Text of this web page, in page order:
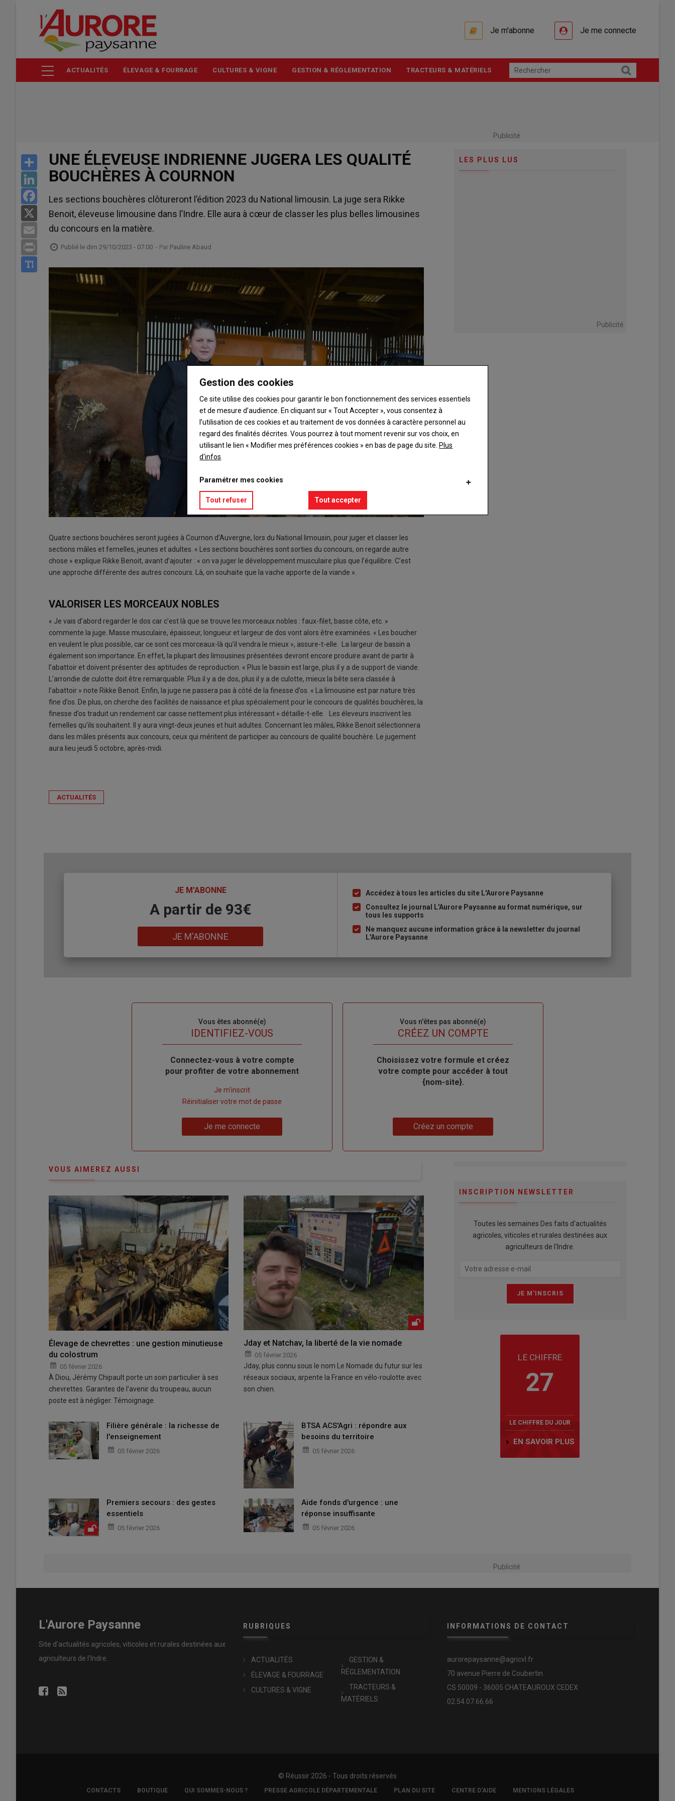
contenu
Je m'abonne Je me connecte
ACTUALITÉS ÉLEVAGE & FOURRAGE CULTURES & VIGNE GESTION & RÉGLEMENTATION TRACTEURS & MATÉRIELS
Publicité
Share
LinkedIn
Facebook
Email
Print
UNE ÉLEVEUSE INDRIENNE JUGERA LES QUALITÉ
BOUCHÈRES À COURNON
Les sections bouchères clôtureront l’édition 2023 du National limousin. La juge sera Rikke
Benoit, éleveuse limousine dans l’Indre. Elle aura à cœur de classer les plus belles limousines
du concours en la matière.
Publié le dim 29/10/2023 - 07:00 - Par Pauline Abaud
Quatre sections bouchères seront jugées à Cournon d’Auvergne, lors du National limousin, pour juger et classer les
sections mâles et femelles, jeunes et adultes. « Les sections bouchères sont sorties du concours, on regarde autre
chose » explique Rikke Benoit, avant d’ajouter : « on va juger le développement musculaire plus que l’équilibre. C’est
une approche différente des autres concours. Là, on souhaite que la vache apporte de la viande ».
VALORISER LES MORCEAUX NOBLES
« Je vais d’abord regarder le dos car c’est là que se trouve les morceaux nobles : faux-filet, basse côte, etc. »
commente la juge. Masse musculaire, épaisseur, longueur et largeur de dos vont alors être examinées. « Les boucher
en veulent le plus possible, car ce sont ces morceaux-là qu’il vendra le mieux », assure-t-elle. La largeur de bassin a
également son importance. En effet, la plupart des limousines présentées devront encore produire avant de partir à
l’abattoir et doivent présenter des aptitudes de reproduction. « Plus le bassin est large, plus il y a de support de viande.
L’arrondie de culotte doit être remarquable. Plus il y a de dos, plus il y a de culotte, mieux la bête sera classée à
l’abattoir » note Rikke Benoit. Enfin, la juge ne passera pas à côté de la finesse d’os. « La limousine est par nature très
fine d’os. De plus, on cherche des facilités de naissance et plus spécialement pour le concours de qualités bouchères, la
finesse d’os traduit un rendement car casse nettement plus intéressant » détaille-t-elle. Les éleveurs inscrivent les
femelles qu’ils souhaitent. Il y aura vingt-deux jeunes et huit adultes. Concernant les mâles, Rikke Benoit sélectionnera
dans les mâles présents aux concours, ceux qui méritent de participer au concours de qualité bouchère. Le jugement
aura lieu jeudi 5 octobre, après-midi.
ACTUALITÉS
LES PLUS LUS
Publicité
JE M'ABONNE
A partir de 93€
JE M'ABONNE
Liste
à
puce
Accédez à tous les articles du site L'Aurore Paysanne
Consultez le journal L'Aurore Paysanne au format numérique, sur
tous les supports
Ne manquez aucune information grâce à la newsletter du journal
L'Aurore Paysanne
Vous êtes abonné(e)
IDENTIFIEZ-VOUS
Body
Connectez-vous à votre compte
pour profiter de votre abonnement
compte"
Je m'inscrit
Réinitialiser votre mot de passe
Je me connecte
Vous n'êtes pas abonné(e)
TITRECRÉEZ UN COMPTE
Body
Choisissez votre formule et créez
votre compte pour accéder à tout
{nom-site}.
Créez un compte
VOUS AIMEREZ AUSSI
Élevage de chevrettes : une gestion minutieuse
du colostrum
05 février 2026
À Diou, Jérémy Chipault porte un soin particulier à ses
chevrettes. Garantes de l'avenir du troupeau, aucun
poste est à négliger. Témoignage.
Jday et Natchav, la liberté de la vie nomade
05 février 2026
Jday, plus connu sous le nom Le Nomade du futur sur les
réseaux sociaux, arpente la France en vélo-roulotte avec
son chien.
Filière générale : la richesse de
l'enseignement
05 février 2026
BTSA ACS'Agri : répondre aux
besoins du territoire
05 février 2026
Premiers secours : des gestes
essentiels
05 février 2026
Aide fonds d'urgence : une
réponse insuffisante
05 février 2026
INSCRIPTION NEWSLETTER
Toutes les semaines Des faits d'actualités
agricoles, viticoles et rurales destinées aux
agriculteurs de l'Indre.
LE CHIFFRE
27
LE CHIFFRE DU JOUR
EN SAVOIR PLUS
Publicité
L'Aurore Paysanne
Site d'actualités agricoles, viticoles et rurales destinées aux
agriculteurs de l'Indre.
RUBRIQUES
ACTUALITÉS
ÉLEVAGE & FOURRAGE
CULTURES & VIGNE
GESTION &
RÉGLEMENTATION
TRACTEURS &
MATÉRIELS
INFORMATIONS DE CONTACT
aurorepaysanne@agricvl.fr
70 avenue Pierre de Coubertin
CS 50009 - 36005 CHATEAUROUX CEDEX
02.54.07.66.66
© Réussir 2026 - Tous droits réservés
COPYRIGHTCONTACTS BOUTIQUE QUI SOMMES-NOUS ? PRESSE AGRICOLE DÉPARTEMENTALE PLAN DU SITE CENTRE D'AIDE MENTIONS LÉGALES
Gestion des cookies
Ce site utilise des cookies pour garantir le bon fonctionnement des services essentiels
et de mesure d’audience. En cliquant sur « Tout Accepter », vous consentez à
l’utilisation de ces cookies et au traitement de vos données à caractère personnel au
regard des finalités décrites. Vous pourrez à tout moment revenir sur vos choix, en
utilisant le lien « Modifier mes préférences cookies » en bas de page du site. Plus
d'infos
Paramétrer mes cookies
Tout refuser Tout accepter